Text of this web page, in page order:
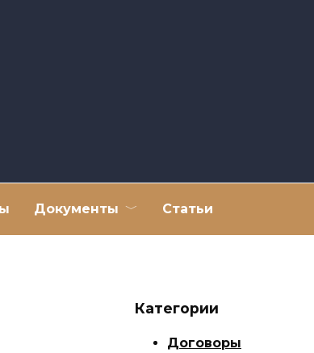
Документы Статьи
Категории
Договоры